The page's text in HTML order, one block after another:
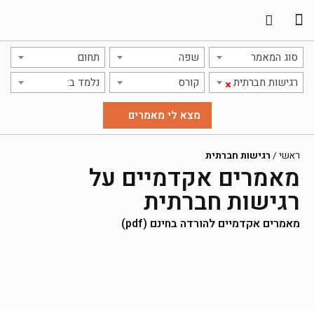
סוג המאמר שפה תחום
×רגישות חברתית קורס נלמד ב:
ראשי / רגישות חברתית
מאמרים אקדמיים על
רגישות חברתית
מאמרים אקדמיים להורדה בחינם (pdf)